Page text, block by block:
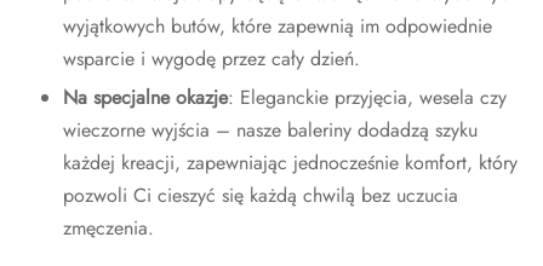
wyjątkowych butów, które zapewnią im odpowiednie
wsparcie i wygodę przez cały dzień.
Na specjalne okazje: Eleganckie przyjęcia, wesela czy
wieczorne wyjścia – nasze baleriny dodadzą szyku
każdej kreacji, zapewniając jednocześnie komfort, który
pozwoli Ci cieszyć się każdą chwilą bez uczucia
zmęczenia.